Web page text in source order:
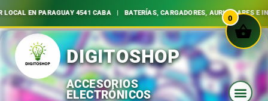
4541 CABA | BATERÍAS, CARGADORES, AURICULARES E
Ir
al
contenido
0